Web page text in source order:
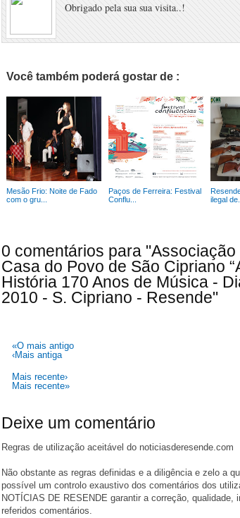
Obrigado pela sua sua visita..!
Você também poderá gostar de :
Mesão Frio: Noite de Fado
com o gru...
Paços de Ferreira: Festival
Conflu...
ilegal de...
0 comentários para
Casa do Povo de São Cipriano
História 170 Anos de Música -
2010 - S. Cipriano - Resende"
«O mais antigo
‹Mais antiga
Mais recente›
Mais recente»
Deixe um comentário
Regras de utilização aceitável do noticiasderesende.com
Não obstante as regras definidas e a diligência e zelo a
possível um controlo exaustivo dos comentários dos
NOTÍCIAS DE RESENDE garantir a correção, qualidade,
referidos comentários.